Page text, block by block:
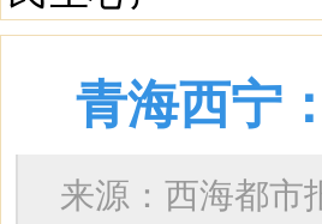
青海西宁
来源：西海都